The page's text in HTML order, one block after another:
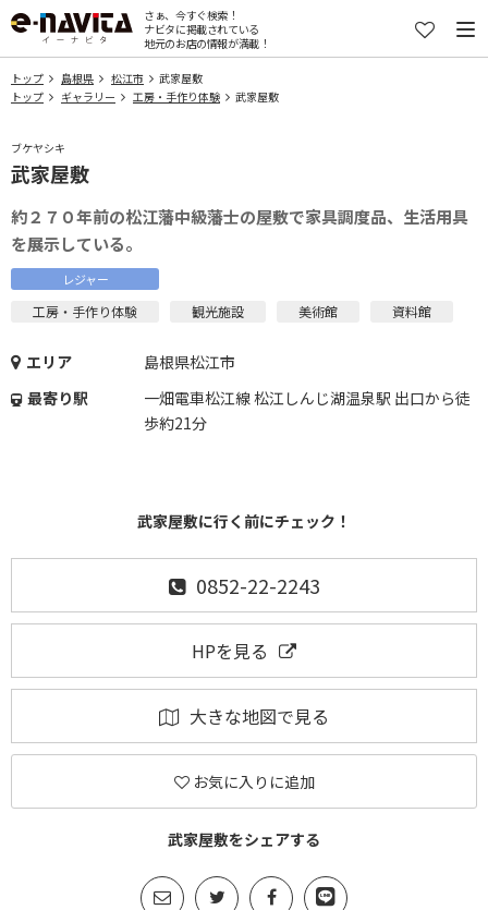
さぁ、今すぐ検索！
ナビタに掲載されている
地元のお店の情報が満載！
トップ 島根県 松江市
武家屋敷
トップ
ギャラリー 工房・手作り体験 武家屋敷
ブケヤシキ
武家屋敷
約２７０年前の松江藩中級藩士の屋敷で家具調度品、生活用具
を展示している。
レジャー
工房・手作り体験 観光施設 美術館 資料館
エリア
島根県松江市
最寄り駅
一畑電車松江線 松江しんじ湖温泉駅 出口から徒
歩約21分
武家屋敷に行く前にチェック！
0852-22-2243
HPを見る
大きな地図で見る
お気に入りに追加
武家屋敷をシェアする